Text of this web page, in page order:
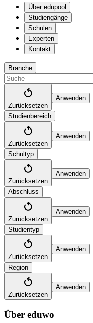
Über edupool
Studiengänge
Schulen
Experten
Kontakt
Branche
Zurücksetzen
Anwenden
Studienbereich
Zurücksetzen
Anwenden
Schultyp
Zurücksetzen
Anwenden
Abschluss
Zurücksetzen
Anwenden
Studientyp
Zurücksetzen
Anwenden
Region
Zurücksetzen
Anwenden
Über eduwo